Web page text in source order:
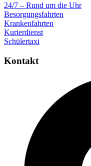
24/7 – Rund um die Uhr
Besorgungsfahrten
Krankenfahrten
Kurierdienst
Schülertaxi
Kontakt